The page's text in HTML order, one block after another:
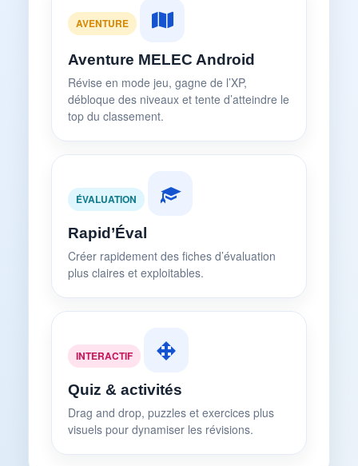
AVENTURE
Aventure MELEC Android
Révise en mode jeu, gagne de l’XP,
débloque des niveaux et tente d’atteindre le
top du classement.
ÉVALUATION
Rapid’Éval
Créer rapidement des fiches d’évaluation
plus claires et exploitables.
INTERACTIF
Quiz & activités
Drag and drop, puzzles et exercices plus
visuels pour dynamiser les révisions.